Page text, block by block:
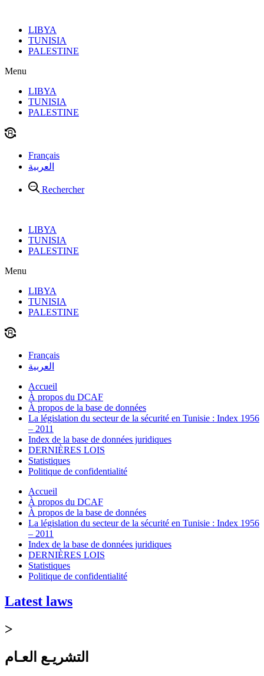
contenuLIBYA
TUNISIA
PALESTINE
Menu
LIBYA
TUNISIA
PALESTINE
Français
العربية
Rechercher
LIBYA
TUNISIA
PALESTINE
Menu
LIBYA
TUNISIA
PALESTINE
Français
العربية
Accueil
À propos du DCAF
À propos de la base de données
La législation du secteur de la sécurité en Tunisie : Index 1956
– 2011
Index de la base de données juridiques
DERNIÈRES LOIS
Statistiques
Politique de confidentialité
Accueil
À propos du DCAF
À propos de la base de données
La législation du secteur de la sécurité en Tunisie : Index 1956
– 2011
Index de la base de données juridiques
DERNIÈRES LOIS
Statistiques
Politique de confidentialité
Latest laws
>
التشريـع العـام